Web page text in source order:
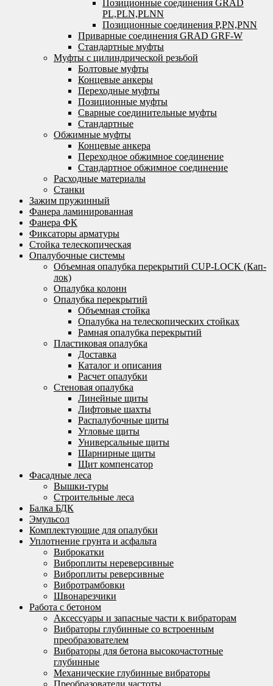
Позиционные соединения GRAD
PL,PLN,PLNN
Позиционные соединения P,PN,PNN
Приварные соединения GRAD GRF-W
Стандартные муфты
Муфты с цилиндрической резьбой
Болтовые муфты
Концевые анкеры
Переходные муфты
Позиционные муфты
Сварные соединительные муфты
Стандартные
Обжимные муфты
Концевые анкера
Переходное обжимное соединение
Стандартное обжимное соединение
Расходные материалы
Станки
Зажим пружинный
Фанера ламинированная
Фанера ФК
Фиксаторы арматуры
Стойка телескопическая
Опалубочные системы
Объемная опалубка перекрытий CUP-LOCK (Кап-
лок)
Опалубка колонн
Опалубка перекрытий
Объемная стойка
Опалубка на телескопических стойках
Рамная опалубка перекрытий
Пластиковая опалубка
Доставка
Каталог и описания
Расчет опалубки
Стеновая опалубка
Линейные щиты
Лифтовые шахты
Распалубочные щиты
Угловые щиты
Универсальные щиты
Шарнирные щиты
Щит компенсатор
Фасадные леса
Вышки-туры
Строительные леса
Балка БДК
Эмульсол
Комплектующие для опалубки
Уплотнение грунта и асфальта
Виброкатки
Виброплиты нереверсивные
Виброплиты реверсивные
Вибротрамбовки
Швонарезчики
Работа с бетоном
Аксессуары и запасные части к вибраторам
Вибраторы глубинные со встроенным
преобразователем
Вибраторы для бетона высокочастотные
глубинные
Механические глубинные вибраторы
Преобразователи частоты